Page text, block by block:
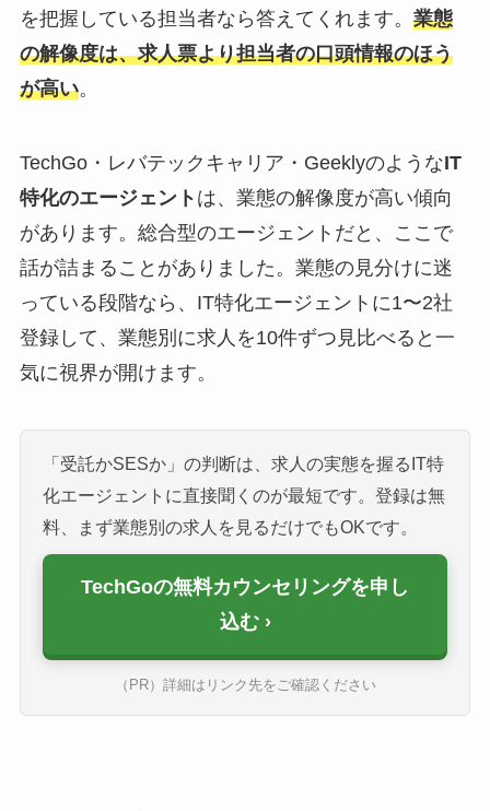
を把握している担当者なら答えてくれます。 業態
の解像度は、求人票より担当者の口頭情報のほう
が高い。
TechGo・レバテックキャリア・GeeklyのようなIT
特化のエージェント は、業態の解像度が高い傾向
があります。総合型のエージェントだと、ここで
話が詰まることがありました。業態の見分けに迷
っている段階なら、IT特化エージェントに1〜2社
登録して、業態別に求人を10件ずつ見比べると一
気に視界が開けます。
「受託かSESか」の判断は、求人の実態を握るIT特
化エージェントに直接聞くのが最短です。登録は無
料、まず業態別の求人を見るだけでもOKです。
TechGoの無料カウンセリングを申し
込む
（PR）詳細はリンク先をご確認ください